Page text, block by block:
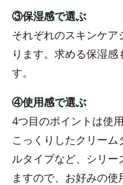
③保湿感で選ぶ
それぞれのスキンケ
ります。求める保湿
す。
④使用感で選ぶ
4つ目のポイントは使
こっくりしたクリー
ルタイプなど、シリー
ますので、お好みの